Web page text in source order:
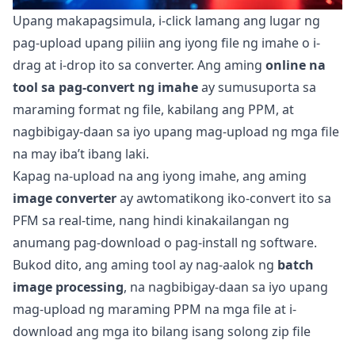
Upang makapagsimula, i-click lamang ang lugar ng
pag-upload upang piliin ang iyong file ng imahe o i-
drag at i-drop ito sa converter. Ang aming online na
tool sa pag-convert ng imaheay sumusuporta sa
maraming format ng file, kabilang ang PPM, at
nagbibigay-daan sa iyo upang mag-upload ng mga file
na may iba’t ibang laki.
Kapag na-upload na ang iyong imahe, ang aming
image converteray awtomatikong iko-convert ito sa
PFM sa real-time, nang hindi kinakailangan ng
anumang pag-download o pag-install ng software.
Bukod dito, ang aming tool ay nag-aalok ng batch
image processing, na nagbibigay-daan sa iyo upang
mag-upload ng maraming PPM na mga file at i-
download ang mga ito bilang isang solong zip file